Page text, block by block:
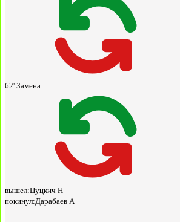
62' Замена
вышел:Цуцкич Н
покинул:Дарабаев А